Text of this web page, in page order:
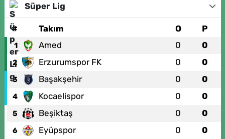
Süper Lig
# Takım O P
1 Amed 0 0
2 Erzurumspor FK 0 0
3 Başakşehir 0 0
4 Kocaelispor 0 0
5 Beşiktaş 0 0
6 Eyüpspor 0 0